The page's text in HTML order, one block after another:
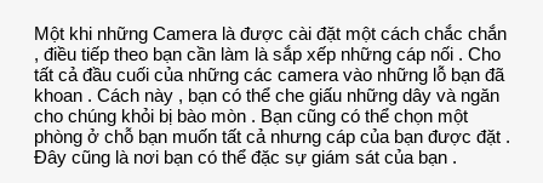
Một khi những Camera là được cài đặt một cách chắc chắn
, điều tiếp theo bạn cần làm là sắp xếp những cáp nối . Cho
tất cả đầu cuối của những các camera vào những lỗ bạn đã
khoan . Cách này , bạn có thể che giấu những dây và ngăn
cho chúng khỏi bị bào mòn . Bạn cũng có thể chọn một
phòng ở chỗ bạn muốn tất cả nhưng cáp của bạn được đặt .
Đây cũng là nơi bạn có thể đặc sự giám sát của bạn .